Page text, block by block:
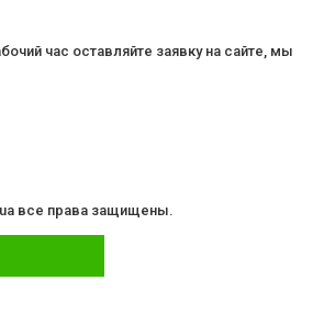
час оставляйте заявку на сайте, мы
все права защищены.